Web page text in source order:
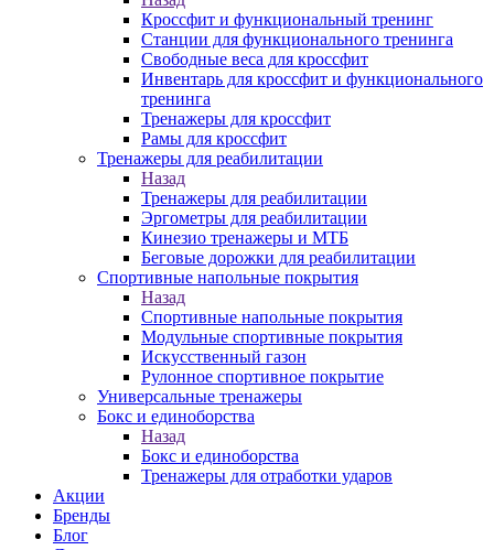
Кроссфит и функциональный тренинг
Станции для функционального тренинга
Свободные веса для кроссфит
Инвентарь для кроссфит и функционального
тренинга
Тренажеры для кроссфит
Рамы для кроссфит
Тренажеры для реабилитации
Назад
Тренажеры для реабилитации
Эргометры для реабилитации
Кинезио тренажеры и МТБ
Беговые дорожки для реабилитации
Спортивные напольные покрытия
Назад
Спортивные напольные покрытия
Модульные спортивные покрытия
Искусственный газон
Рулонное спортивное покрытие
Универсальные тренажеры
Бокс и единоборства
Назад
Бокс и единоборства
Тренажеры для отработки ударов
Акции
Бренды
Блог